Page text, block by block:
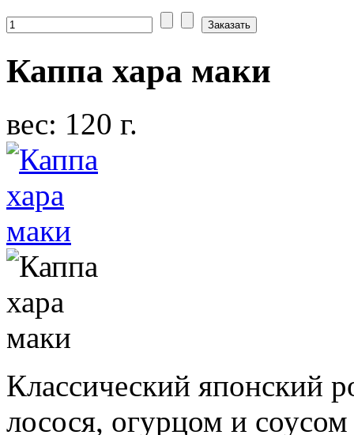
Каппа хара маки
вес: 120 г.
Классический японский
лосося, огурцом и соусом